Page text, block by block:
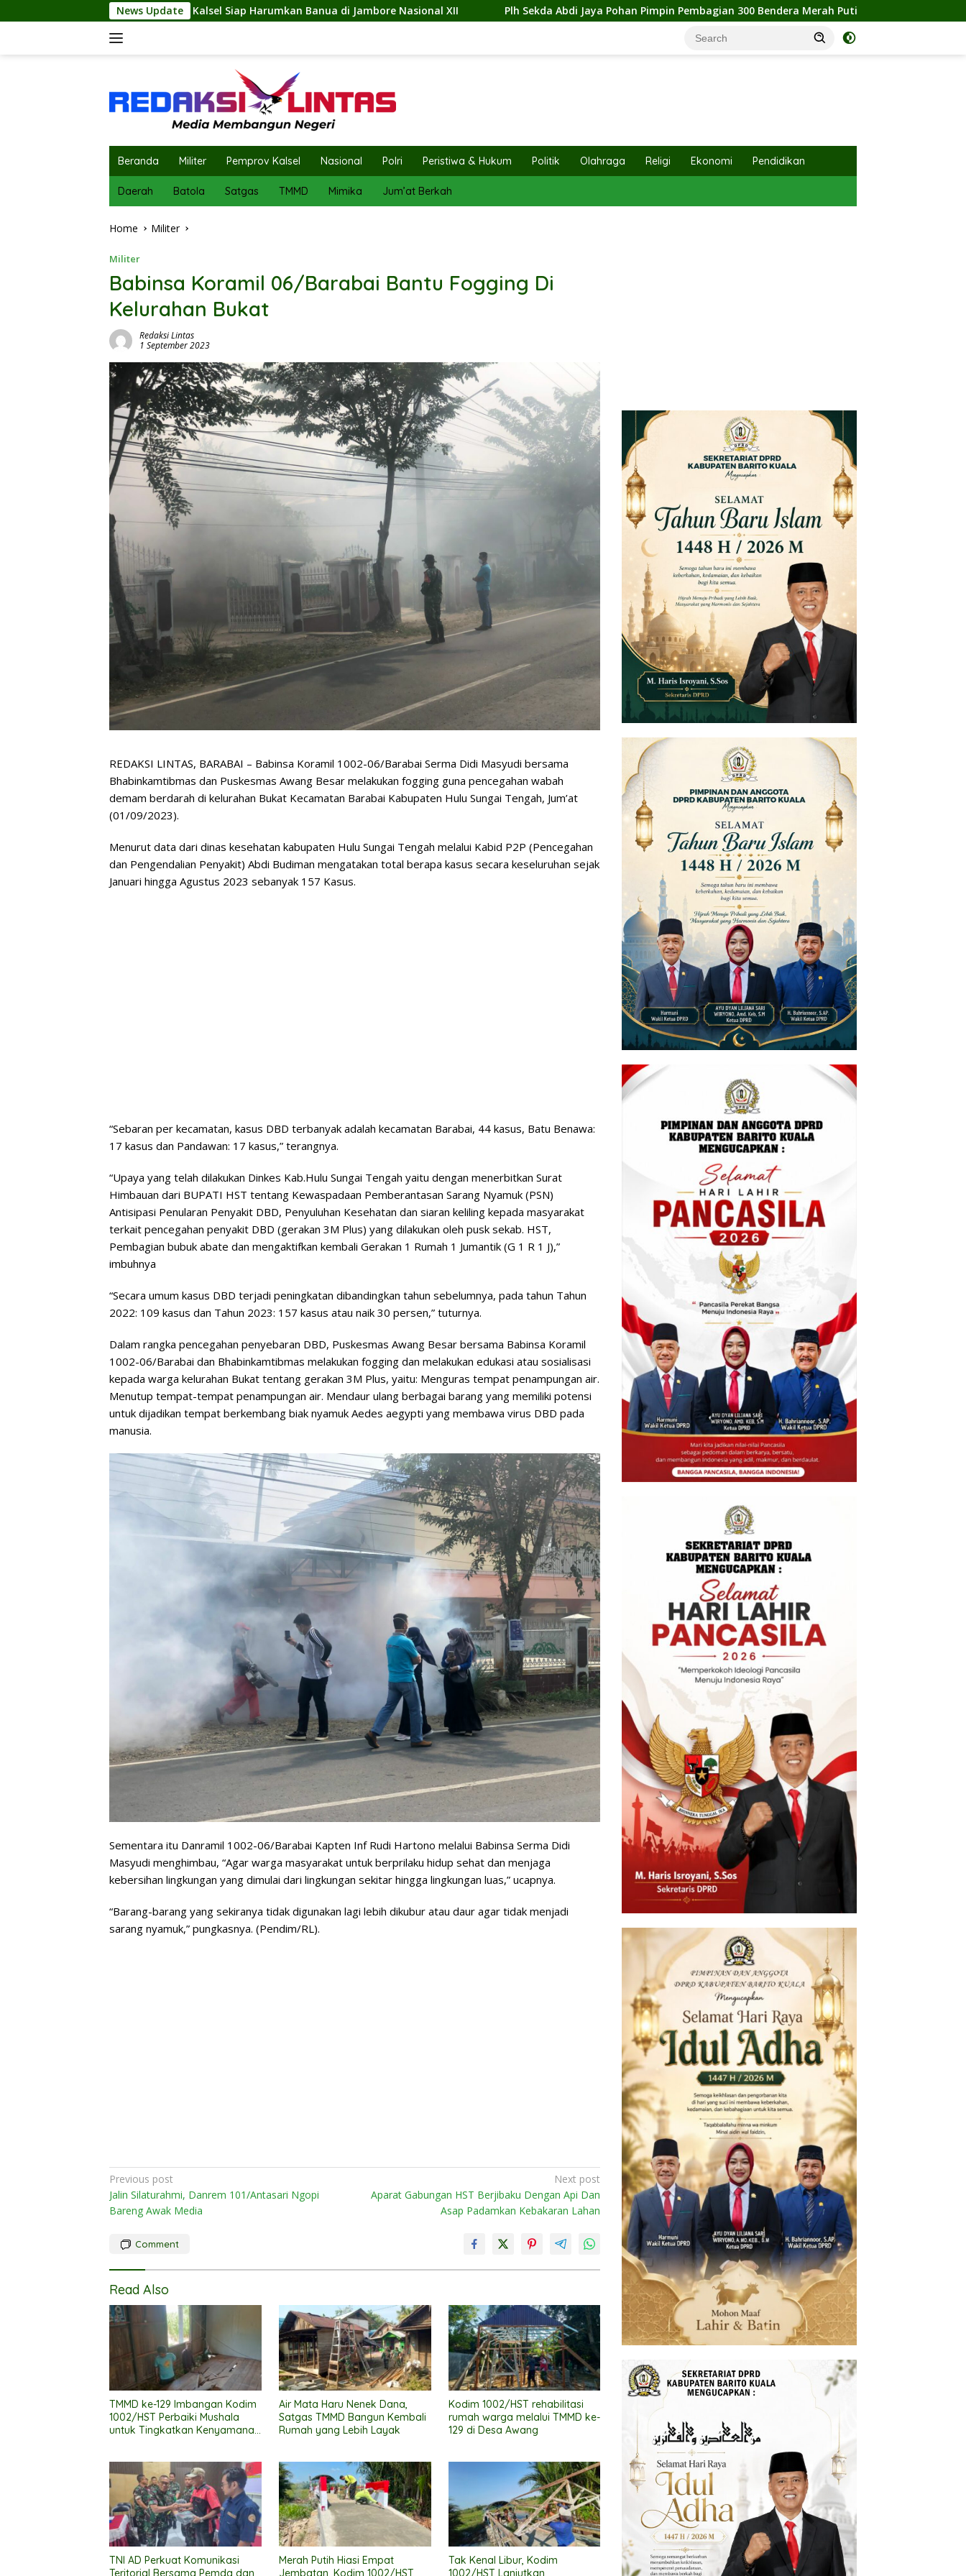
to
News Update
Kalsel Siap Harumkan Banua di Jambore Nasional XII Plh Sekda Abdi Jaya Pohan Pimpin Pembagian 300 Bendera Merah Putih, Pemkab Labuhanbatu Semarakkan HUT RI ke-81
Beranda Militer Pemprov Kalsel Nasional Polri Peristiwa & Hukum Politik Olahraga Religi Ekonomi Pendidikan
Daerah Batola Satgas TMMD Mimika Jum’at Berkah
Home Militer
Militer
Babinsa Koramil 06/Barabai Bantu Fogging Di
Kelurahan Bukat
Redaksi Lintas
1 September 2023
REDAKSI LINTAS, BARABAI – Babinsa Koramil 1002-06/Barabai Serma Didi Masyudi bersama
Bhabinkamtibmas dan Puskesmas Awang Besar melakukan fogging guna pencegahan wabah
demam berdarah di kelurahan Bukat Kecamatan Barabai Kabupaten Hulu Sungai Tengah, Jum’at
(01/09/2023).
Menurut data dari dinas kesehatan kabupaten Hulu Sungai Tengah melalui Kabid P2P (Pencegahan
dan Pengendalian Penyakit) Abdi Budiman mengatakan total berapa kasus secara keseluruhan sejak
Januari hingga Agustus 2023 sebanyak 157 Kasus.
“Sebaran per kecamatan, kasus DBD terbanyak adalah kecamatan Barabai, 44 kasus, Batu Benawa:
17 kasus dan Pandawan: 17 kasus,” terangnya.
“Upaya yang telah dilakukan Dinkes Kab.Hulu Sungai Tengah yaitu dengan menerbitkan Surat
Himbauan dari BUPATI HST tentang Kewaspadaan Pemberantasan Sarang Nyamuk (PSN)
Antisipasi Penularan Penyakit DBD, Penyuluhan Kesehatan dan siaran keliling kepada masyarakat
terkait pencegahan penyakit DBD (gerakan 3M Plus) yang dilakukan oleh pusk sekab. HST,
Pembagian bubuk abate dan mengaktifkan kembali Gerakan 1 Rumah 1 Jumantik (G 1 R 1 J),”
imbuhnya
“Secara umum kasus DBD terjadi peningkatan dibandingkan tahun sebelumnya, pada tahun Tahun
2022: 109 kasus dan Tahun 2023: 157 kasus atau naik 30 persen,” tuturnya.
Dalam rangka pencegahan penyebaran DBD, Puskesmas Awang Besar bersama Babinsa Koramil
1002-06/Barabai dan Bhabinkamtibmas melakukan fogging dan melakukan edukasi atau sosialisasi
kepada warga kelurahan Bukat tentang gerakan 3M Plus, yaitu: Menguras tempat penampungan air.
Menutup tempat-tempat penampungan air. Mendaur ulang berbagai barang yang memiliki potensi
untuk dijadikan tempat berkembang biak nyamuk Aedes aegypti yang membawa virus DBD pada
manusia.
Sementara itu Danramil 1002-06/Barabai Kapten Inf Rudi Hartono melalui Babinsa Serma Didi
Masyudi menghimbau, “Agar warga masyarakat untuk berprilaku hidup sehat dan menjaga
kebersihan lingkungan yang dimulai dari lingkungan sekitar hingga lingkungan luas,” ucapnya.
“Barang-barang yang sekiranya tidak digunakan lagi lebih dikubur atau daur agar tidak menjadi
sarang nyamuk,” pungkasnya. (Pendim/RL).
Post
navigation
Previous post
Jalin Silaturahmi, Danrem 101/Antasari Ngopi
Bareng Awak Media
Next post
Aparat Gabungan HST Berjibaku Dengan Api Dan
Asap Padamkan Kebakaran Lahan
Comment
Read Also
TMMD ke-129 Imbangan Kodim
1002/HST Perbaiki Mushala
untuk Tingkatkan Kenyamanan
Air Mata Haru Nenek Dana,
Satgas TMMD Bangun Kembali
Rumah yang Lebih Layak
Kodim 1002/HST rehabilitasi
rumah warga melalui TMMD ke-
129 di Desa Awang
TNI AD Perkuat Komunikasi
Teritorial Bersama Pemda dan
Merah Putih Hiasi Empat
Jembatan, Kodim 1002/HST
Tak Kenal Libur, Kodim
1002/HST Lanjutkan